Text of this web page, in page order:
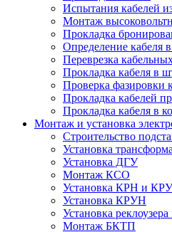
Испытания кабелей
Монтаж
Прокладка
Определение кабеля
Переврезка
Прокладка кабеля в
Проверка фазировки
Прокладка кабелей
Прокладка кабеля в
Монтаж и установка
Строительство
Установка
Установка ДГУ
Монтаж КСО
Установка КРН и КРУ
Установка КРУН
Установка
Монтаж БКТП